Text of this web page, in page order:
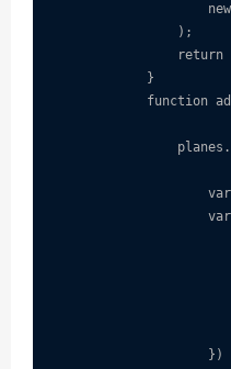
                );
return
            }
function
                    })